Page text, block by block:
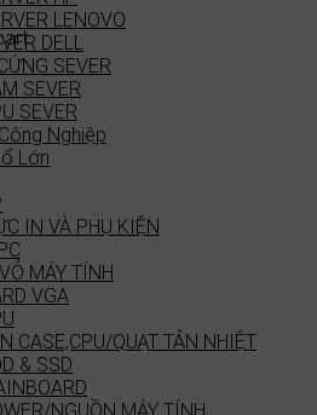
LENOVO
DELL
SEVER
SEVER
SEVER
Nghiệp
Lớn
IN VÀ PHỤ KIỆN
MÁY TÍNH
VGA
CASE,CPU/QUẠT TẢN NHIỆT
& SSD